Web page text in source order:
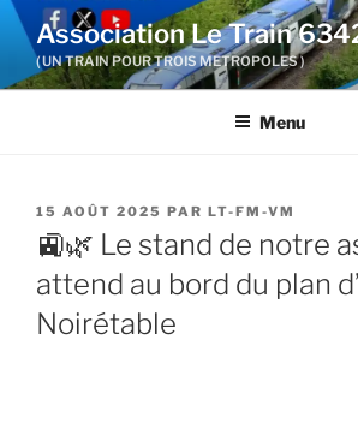
Aller
contenu
Association Le Train
( UN TRAIN POUR TROIS METROPOLES )
Menu
PUBLIÉ
LE
15 AOÛT 2025 PAR LT-FM-VM
🚉🌿 Le stand de notre
attend au bord du plan
Noirétable